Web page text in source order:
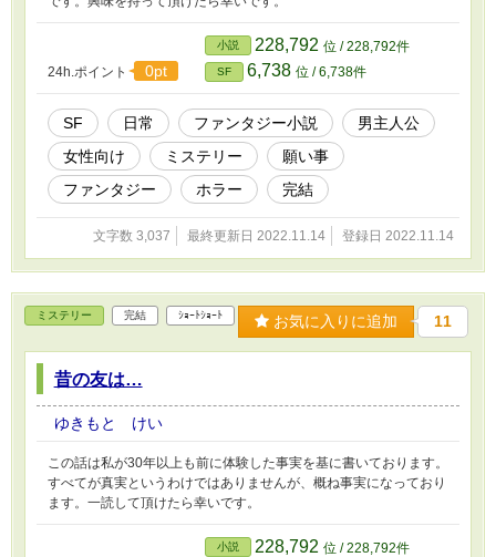
24h.ポイント 0pt
小説 228,792 位 / 228,792件
SF 6,738 位 / 6,738件
SF 日常 ファンタジー小説
男主人公
女性向け
ミステリー
願い事
ファンタジー
ホラー 完結
文字数 3,037 最終更新日 2022.11.14 登録日 2022.11.14
ミステリー 完結 ｼｮｰﾄｼｮｰﾄ お気に入りに追加 11
昔の友は…
ゆきもと けい
この話は私が30年以上も前に体験した事実を基に書いております。
すべてが真実というわけではありませんが、概ね事実になっており
ます。一読して頂けたら幸いです。
小説 228,792 位 / 228,792件